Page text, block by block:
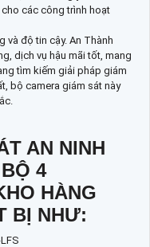
các công trình hoạt
và độ tin cậy. An Thành
dịch vụ hậu mãi tốt, mang
tìm kiếm giải pháp giám
bộ camera giám sát này
AN NINH
4
HÀNG
BỊ NHƯ: